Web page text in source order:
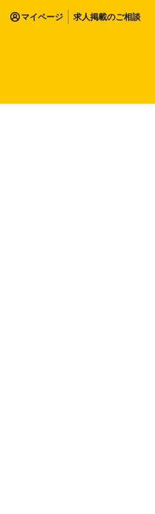
マイページ 求人掲載のご相談